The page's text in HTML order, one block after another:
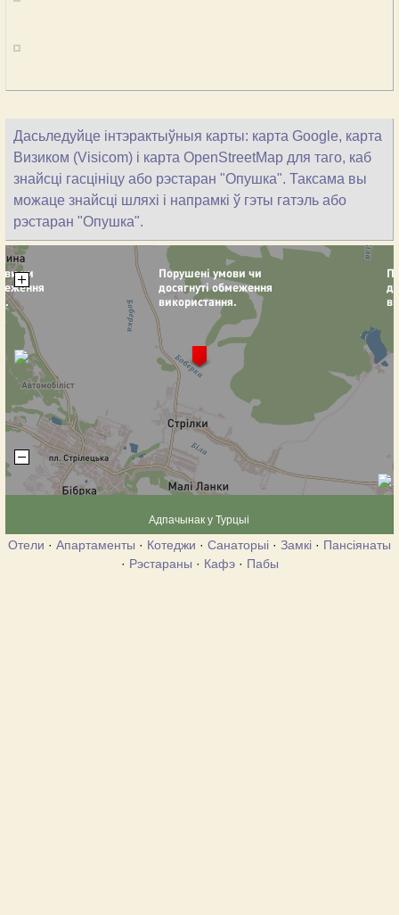
Дасьледуйце інтэрактыўныя карты: карта Google, карта
Визиком (Visicom) і карта OpenStreetMap для таго, каб
знайсці гасцініцу або рэстаран "Опушка". Таксама вы
можаце знайсці шляхі і напрамкі ў гэты гатэль або
рэстаран "Опушка".
Адпачынак у Турцыі
Отели · Апартаменты · Котеджи · Санаторыі · Замкі · Пансіянаты
· Рэстараны · Кафэ· Пабы